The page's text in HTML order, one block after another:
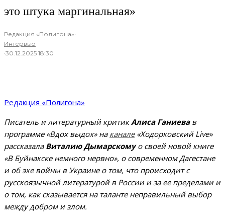
это штука маргинальная»
Редакция «Полигона»·
Интервью
·30.12.2025 18:30
Редакция «Полигона»
Писатель и литературный критикАлиса Ганиевав
программе «Вдох выдох» на канале«Ходорковский Live»
рассказала Виталию Дымарскомуо своей новой книге
«В Буйнакске немного нервно», о современном Дагестане
и об эхе войны в Украине о том, что происходит с
русскоязычной литературой в России и за ее пределами и
о том, как сказывается на таланте неправильный выбор
между добром и злом.